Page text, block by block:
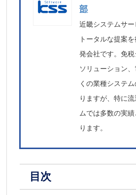
部
近畿システムサ
トータルな提案
発会社です。免
ソリューション
くの業種システ
りますが、特に
ムでは多数の実
ります。
目次